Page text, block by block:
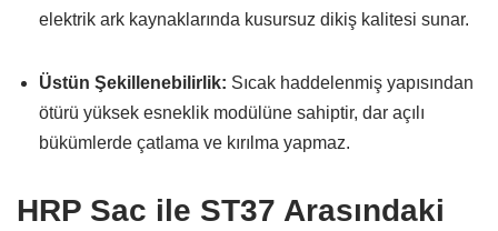
elektrik ark kaynaklarında kusursuz dikiş kalitesi sunar.
Üstün Şekillenebilirlik: Sıcak haddelenmiş yapısından
ötürü yüksek esneklik modülüne sahiptir, dar açılı
bükümlerde çatlama ve kırılma yapmaz.
HRP Sac ile ST37 Arasındaki